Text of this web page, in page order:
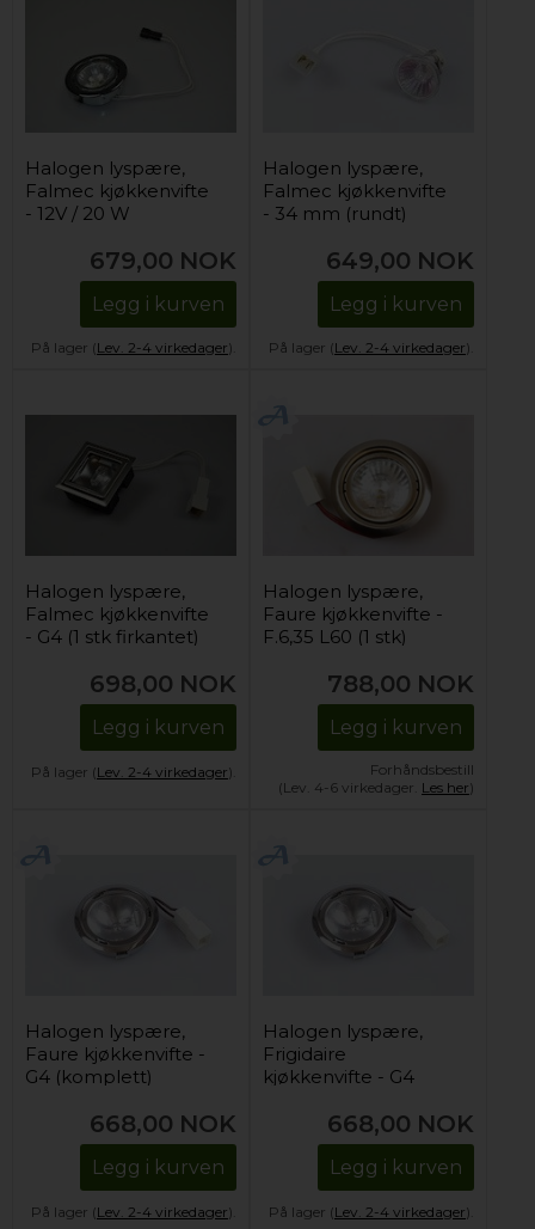
Halogen lyspære,
Falmec kjøkkenvifte
- 12V / 20 W
679,00 NOK
Legg i kurven
På lager (Lev. 2-4 virkedager).
Halogen lyspære,
Falmec kjøkkenvifte
- 34 mm (rundt)
649,00 NOK
Legg i kurven
På lager (Lev. 2-4 virkedager).
Halogen lyspære,
Falmec kjøkkenvifte
- G4 (1 stk firkantet)
698,00 NOK
Legg i kurven
På lager (Lev. 2-4 virkedager).
Halogen lyspære,
Faure kjøkkenvifte -
F.6,35 L60 (1 stk)
788,00 NOK
Legg i kurven
Forhåndsbestill
(Lev. 4-6 virkedager. Les her)
Halogen lyspære,
Faure kjøkkenvifte -
G4 (komplett)
668,00 NOK
Legg i kurven
På lager (Lev. 2-4 virkedager).
Halogen lyspære,
Frigidaire
kjøkkenvifte - G4
668,00 NOK
Legg i kurven
På lager (Lev. 2-4 virkedager).